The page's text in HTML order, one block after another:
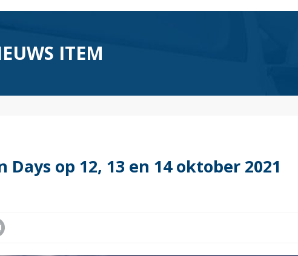
ITEM
op 12, 13 en 14 oktober 2021
E-mail